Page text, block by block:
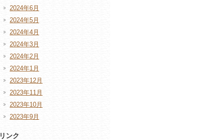
2024年6月
2024年5月
2024年4月
2024年3月
2024年2月
2024年1月
2023年12月
2023年11月
2023年10月
2023年9月
リンク